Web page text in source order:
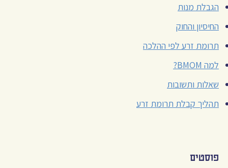
הגבלת מנות
החיסיון והחוק
תרומת זרע לפי ההלכה
למה BMOM?
שאלות ותשובות
תהליך קבלת תרומת זרע
פוסטים